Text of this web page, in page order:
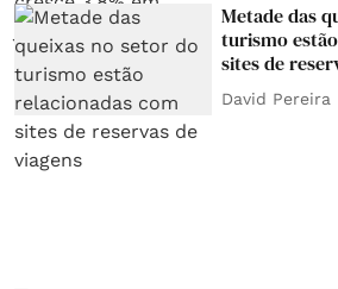
Metade das
turismo
sites de
David Pereira